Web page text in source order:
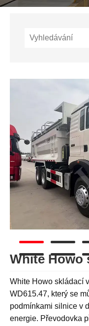
White Howo
White Howo skládací
WD615.47, který se
podmínkami silnice v
energie. Převodovka